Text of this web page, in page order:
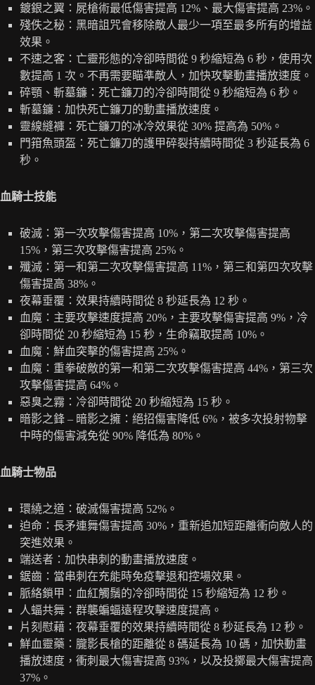
鍍銀之翼：屍槍術最低傷害提高 12%、最大傷害提高 23%。
殘佚之秘：黑暗詛咒會移除敵人最少一項至最多所有的增益
效果。
不速之客：亡靈形態的冷卻時間從 9 秒縮短為 6 秒，使用次
數提高 1 次。不再需要瞄準敵人，加快攻擊動畫播放速度。
碎顎、斬墓鐮：死亡鐮刀的冷卻時間從 9 秒縮短為 6 秒。
斬墓鐮：加快死亡鐮刀的動畫播放速度。
靈線縫褲：死亡鐮刀的冰冷效果從 30% 提高為 50%。
門箝魚頭盔：死亡鐮刀的護甲碎裂持續時間從 3 秒延長為 6
秒。
血騎士技能
破滅：第一次攻擊傷害提高 10%，第二次攻擊傷害提高
15%，第三次攻擊傷害提高 25%。
殲滅：第一和第二次攻擊傷害提高 11%，第三和第四次攻擊
傷害提高 38%。
夜幕垂覆：效果持續時間從 8 秒延長為 12 秒。
血魔：主要攻擊速度提高 20%，主要攻擊傷害提高 9%，冷
卻時間從 20 秒縮短為 15 秒，生命竊取提高 10%。
血魔：鮮血突擊的傷害提高 25%。
血魔：重拳破敵的第一和第二次攻擊傷害提高 44%，第三次
攻擊傷害提高 64%。
惡臭之霧：冷卻時間從 20 秒縮短為 15 秒。
暗影之鋒 – 暗影之擁：絕招傷害降低 6%，被多次投射物擊
中時的傷害減免從 90% 降低為 80%。
血騎士物品
環繞之道：破滅傷害提高 52%。
迫命：長矛連舞傷害提高 30%，重新追加短距離衝向敵人的
突進效果。
端送者：加快串刺的動畫播放速度。
鋸齒：當串刺在充能時免疫擊退和控場效果。
脈絡鎖甲：血紅觸鬚的冷卻時間從 15 秒縮短為 12 秒。
人蝠共舞：群襲蝙蝠遠程攻擊速度提高。
片刻慰藉：夜幕垂覆的效果持續時間從 8 秒延長為 12 秒。
鮮血靈藥：朧影長槍的距離從 8 碼延長為 10 碼，加快動畫
播放速度，衝刺最大傷害提高 93%，以及投擲最大傷害提高
37%。